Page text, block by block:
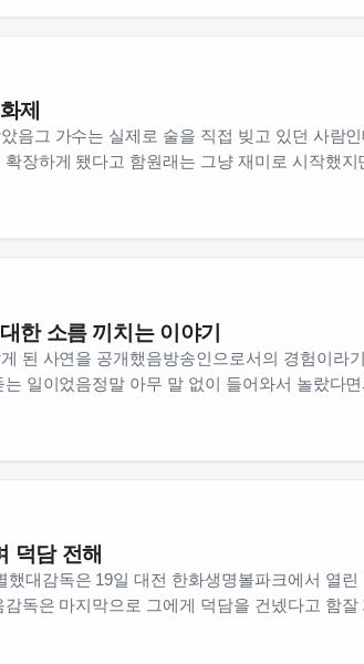
제
음그 가수는 실제로 술을 직접 빚고 있던 사람
장하게 됐다고 함원래는 그냥 재미로 시작했
한 소름 끼치는 이야기
된 사연을 공개했음방송인으로서의 경험이라
일이었음정말 아무 말 없이 들어와서 놀랐다
덕담 전해
대감독은 19일 대전 한화생명볼파크에서 열
독은 마지막으로 그에게 덕담을 건넸다고 함